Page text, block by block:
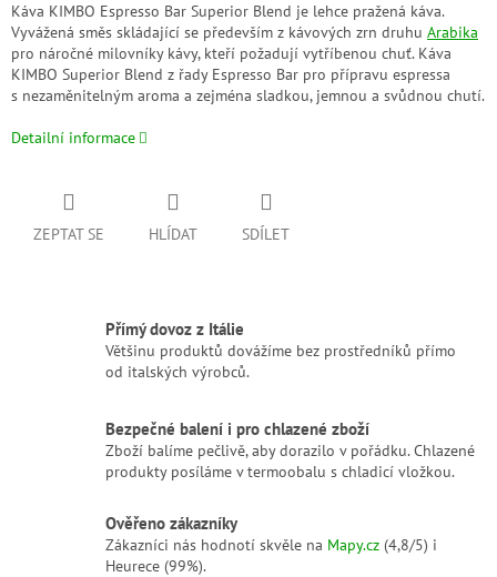
Káva KIMBO Espresso Bar Superior Blend je lehce pražená káva.
Vyvážená směs skládající se především z kávových zrn druhu Arabika
pro náročné milovníky kávy, kteří požadují vytříbenou chuť. Káva
KIMBO Superior Blend z řady Espresso Bar pro přípravu espressa
s nezaměnitelným aroma a zejména sladkou, jemnou a svůdnou chutí.
Detailní informace
ZEPTAT SE HLÍDAT SDÍLET
Přímý dovoz z Itálie
Většinu produktů dovážíme bez prostředníků přímo
od italských výrobců.
Bezpečné balení i pro chlazené zboží
Zboží balíme pečlivě, aby dorazilo v pořádku. Chlazené
produkty posíláme v termoobalu s chladicí vložkou.
Ověřeno zákazníky
Zákazníci nás hodnotí skvěle na Mapy.cz (4,8/5) i
Heurece (99%).